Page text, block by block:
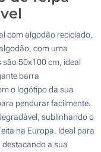
com algodão reciclado,
com uma
são 50x100 cm, ideal
barra
o logótipo da sua
pendurar facilmente.
sublinhando o
na Europa. Ideal para
a sua